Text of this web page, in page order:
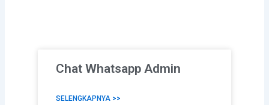
Chat Whatsapp Admin
SELENGKAPNYA >>